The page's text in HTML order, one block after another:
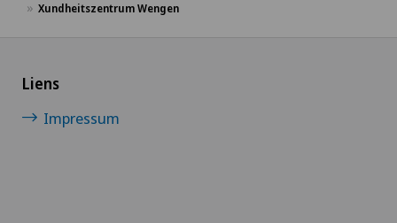
Xundheitszentrum Wengen
Liens
Impressum